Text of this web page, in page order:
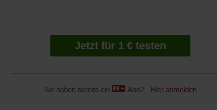
Jetzt für 1 € testen
Sie haben bereits ein -Abo? Hier anmelden